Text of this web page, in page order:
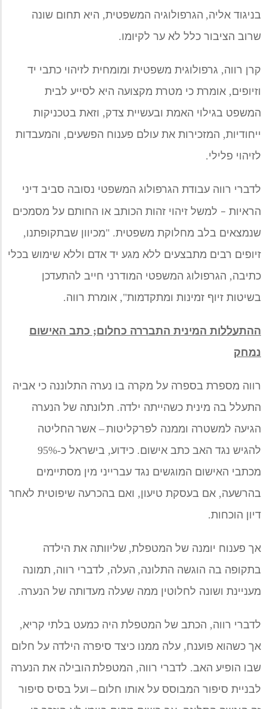
בניגוד אליה, הגרפולוגיה המשפטית, היא תחום שונה
שרוב הציבור כלל לא ער לקיומו.
קרן רווה, גרפולוגית משפטית ומומחית לזיהוי כתבי יד
וזיופים, אומרת כי מטרת מקצועה היא לסייע לבית
המשפט בגילוי האמת ובעשיית צדק, וזאת בטכניקות
ייחודיות, המזכירות את עולם פענוח הפשעים, והמעבדות
לזיהוי פלילי.
לדברי רווה עבודת הגרפולוג המשפטי נסובה סביב דיני
הראיות – למשל זיהוי זהות הכותב או החותם על מסמכים
שנמצאים בלב מחלוקת משפטית.
"מכיוון שבתקופתנו,
זיופים רבים מתבצעים ללא מגע יד אדם וללא שימוש בכלי
כתיבה, הגרפולוג המשפטי המודרני חייב להתעדכן
בשיטות זיוף זמינות ומתקדמות", אומרת רווה.
ההתעללות המינית התבררה כחלום; כתב האישום
נמחק
רווה מספרת בספרה על מקרה בו נערה התלוננה כי אביה
התעלל בה מינית כשהייתה ילדה. תלונתה של הנערה
הגיעה למשטרה וממנה לפרקליטות– אשר החליטה
להגיש נגד האב כתב אישום. כידוע, בישראל כ-95%
מכתבי האישום המוגשים נגד עברייני מין מסתיימים
בהרשעה, אם בעסקת טיעון, ואם בהכרעה שיפוטית לאחר
דיון הוכחות.
אך פענוח יומנה של המטפלת, שליוותה את הילדה
בתקופה בה הוגשה התלונה, העלה, לדברי רווה, תמונה
מעניינת ושונה לחלוטין ממה שעלה מעדותה של הנערה.
לדברי רווה, הכתב של המטפלת היה כמעט בלתי קריא,
אך כשהוא פוענח, עלה ממנו כיצד סיפרה הילדה על חלום
שבו הופיע האב. לדברי רווה, המטפלת הובילה את הנערה
לבניית סיפור המבוסס על אותו חלום – ועל בסיס סיפור